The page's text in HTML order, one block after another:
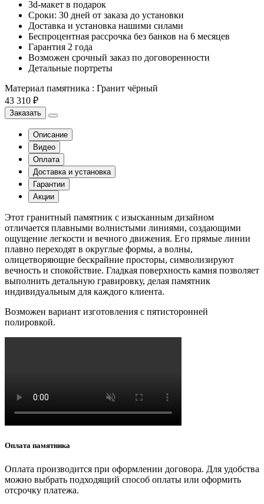
3d-макет в подарок
Сроки: 30 дней от заказа до установки
Доставка и установка нашими силами
Беспроцентная рассрочка без банков на 6 месяцев
Гарантия 2 года
Возможен срочный заказ по договоренности
Детальные портреты
Материал памятника : Гранит чёрный
43 310 ₽
Заказать
Описание
Видео
Оплата
Доставка и установка
Гарантии
Акции
Этот гранитный памятник с изысканным дизайном
отличается плавными волнистыми линиями, создающими
ощущение легкости и вечного движения. Его прямые линии
плавно переходят в округлые формы, а волны,
олицетворяющие бескрайние просторы, символизируют
вечность и спокойствие. Гладкая поверхность камня позволяет
выполнить детальную гравировку, делая памятник
индивидуальным для каждого клиента.
Возможен вариант изготовления с пятисторонней
полировкой.
Оплата памятника
Оплата производится при оформлении договора. Для удобства
можно выбрать подходящий способ оплаты или оформить
отсрочку платежа.